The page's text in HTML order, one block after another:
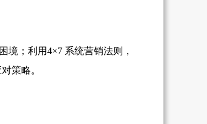
境；利用4×7 系统营销法则，
策略。